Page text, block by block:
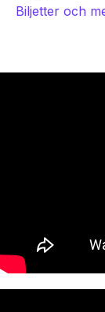
Biljetter och